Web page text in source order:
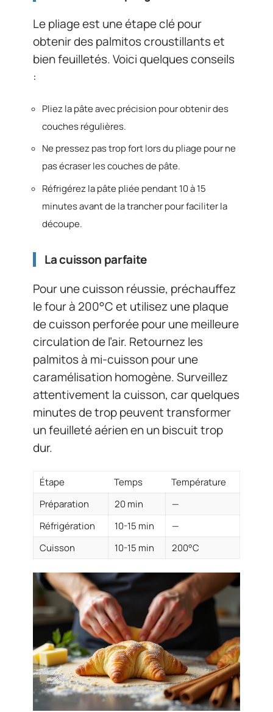
Le pliage est une étape clé pour
obtenir des palmitos croustillants et
bien feuilletés. Voici quelques conseils
:
Pliez la pâte avec précision pour obtenir des
couches régulières.
Ne pressez pas trop fort lors du pliage pour ne
pas écraser les couches de pâte.
Réfrigérez la pâte pliée pendant 10 à 15
minutes avant de la trancher pour faciliter la
découpe.
La cuisson parfaite
Pour une cuisson réussie, préchauffez
le four à 200°C et utilisez une plaque
de cuisson perforée pour une meilleure
circulation de l’air. Retournez les
palmitos à mi-cuisson pour une
caramélisation homogène. Surveillez
attentivement la cuisson, car quelques
minutes de trop peuvent transformer
un feuilleté aérien en un biscuit trop
dur.
Étape Temps
Température
Préparation
20 min
—
Réfrigération
10-15 min
—
Cuisson
10-15 min 200°C